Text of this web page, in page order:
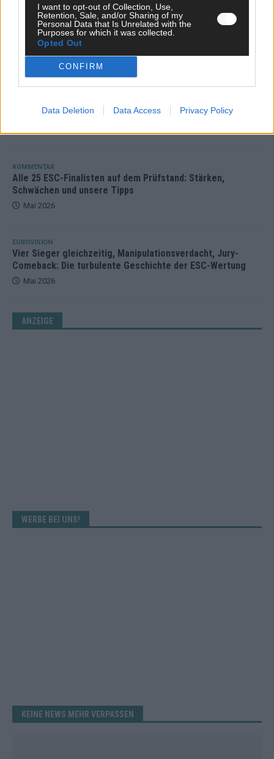
I want to opt-out of Collection, Use,
Retention, Sale, and/or Sharing of my
Personal Data that Is Unrelated with the
Purposes for which it was collected.
Opted Out
CONFIRM
Data Deletion Data Access Privacy Policy
EUROVISION
Das Papierboot kommt aus Basel: JJ eröffnet das ESC-
Finale in Wien – alle Show-Highlights
Mai 2026
Dänemark eröffnet, Österreich beschließt: Die
Startreihenfolge des ESC-Finales 2026 im Überblick
KOMMENTAR
Alle 25 ESC-Finalisten auf dem Prüfstand: Stärken,
Schwächen und unsere Tipps
Mai 2026
EUROVISION
Vier Sieger gleichzeitig, Manipulationsverdacht, Jury-
Comeback: Die turbulente Geschichte der ESC-Wertung
Mai 2026
ANZEIGE
WERBE BEI UNS!
KEINE NEWS MEHR VERPASSEN